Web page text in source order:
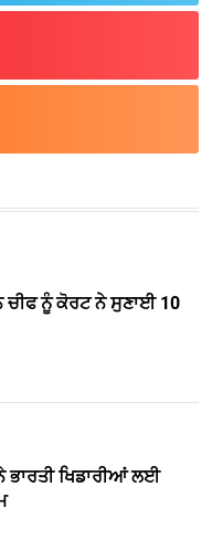
ਚੀਫ ਨੂੰ ਕੋਰਟ ਨੇ ਸੁਣਾਈ 10
ਖਿਡਾਰੀਆਂ ਲਈ